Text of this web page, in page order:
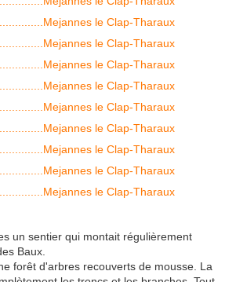
un sentier qui montait régulièrement
Baux.
forêt d'arbres recouverts de mousse. La